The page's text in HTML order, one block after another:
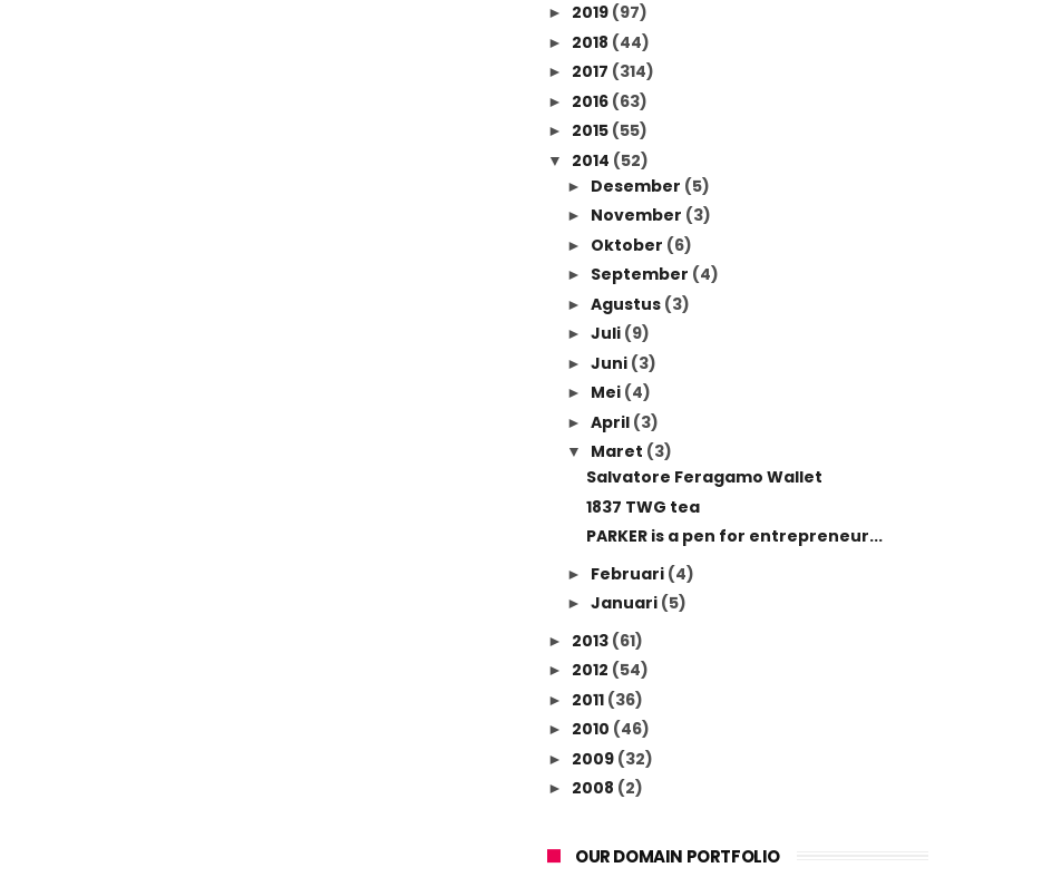
► 2019 (97)
► 2018 (44)
► 2017 (314)
► 2016 (63)
► 2015 (55)
▼ 2014 (52)
► Desember (5)
► November (3)
► Oktober (6)
► September (4)
► Agustus (3)
► Juli (9)
► Juni (3)
► Mei (4)
► April (3)
▼ Maret (3)
Salvatore Feragamo Wallet
1837 TWG tea
PARKER is a pen for entrepreneur...
► Februari (4)
► Januari (5)
► 2013 (61)
► 2012 (54)
► 2011 (36)
► 2010 (46)
► 2009 (32)
► 2008 (2)
OUR DOMAIN PORTFOLIO